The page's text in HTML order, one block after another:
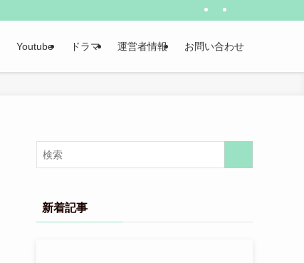
Youtube ドラマ 運営者情報 お問い合わせ
新着記事